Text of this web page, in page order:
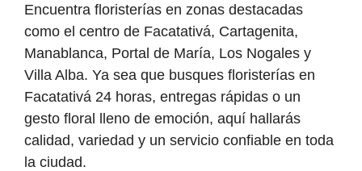
Encuentra floristerías en zonas destacadas
como el centro de Facatativá, Cartagenita,
Manablanca, Portal de María, Los Nogales y
Villa Alba. Ya sea que busques floristerías en
Facatativá 24 horas, entregas rápidas o un
gesto floral lleno de emoción, aquí hallarás
calidad, variedad y un servicio confiable en toda
la ciudad.